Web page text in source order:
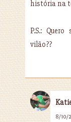
história na
P.S.:
vilão??
8/10/